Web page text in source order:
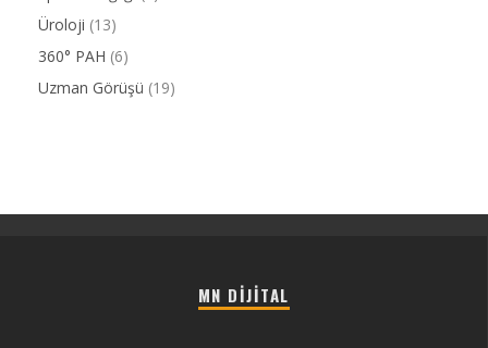
Üroloji (13)
360° PAH (6)
Uzman Görüşü (19)
MN DIJITAL